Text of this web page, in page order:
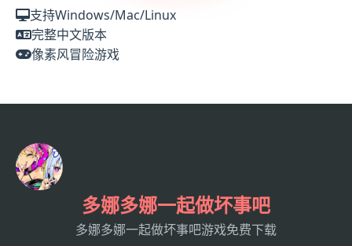
支持Windows/Mac/Linux
完整中文版本
像素风冒险游戏
多娜多娜一起做坏事吧
多娜多娜一起做坏事吧游戏免费下载